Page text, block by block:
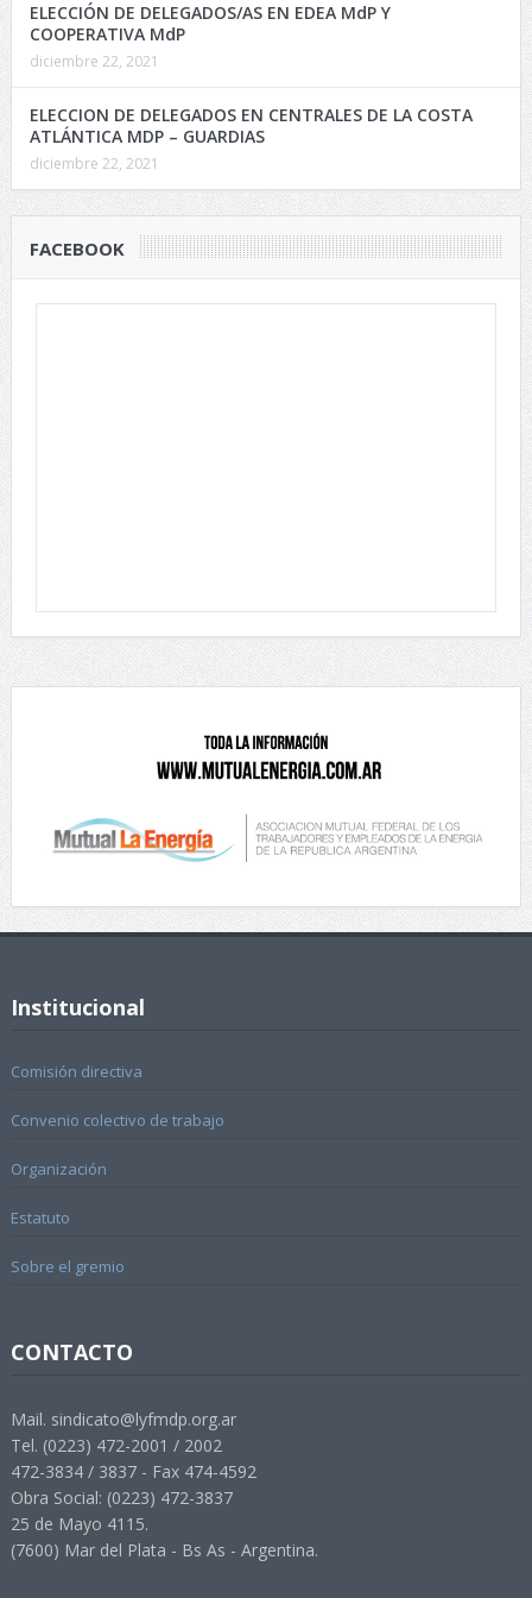
ELECCIÓN DE DELEGADOS/AS EN EDEA MdP Y
COOPERATIVA MdP
diciembre 22, 2021
ELECCION DE DELEGADOS EN CENTRALES DE LA COSTA
ATLÁNTICA MDP – GUARDIAS
diciembre 22, 2021
FACEBOOK
Institucional
Comisión directiva
Convenio colectivo de trabajo
Organización
Estatuto
Sobre el gremio
CONTACTO
Mail. sindicato@lyfmdp.org.ar
Tel. (0223) 472-2001 / 2002
472-3834 / 3837 - Fax 474-4592
Obra Social: (0223) 472-3837
25 de Mayo 4115.
(7600) Mar del Plata - Bs As - Argentina.